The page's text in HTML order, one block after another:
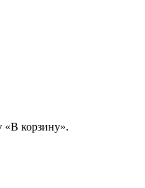
«В корзину».